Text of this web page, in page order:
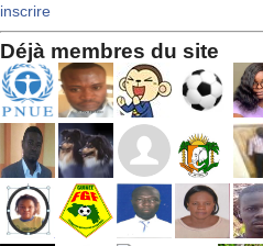
inscrire
Déjà membres du site